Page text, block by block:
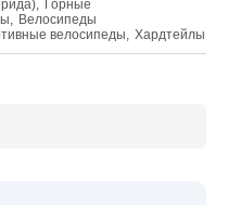
, Горные
, Велосипеды
велосипеды, Хардтейлы